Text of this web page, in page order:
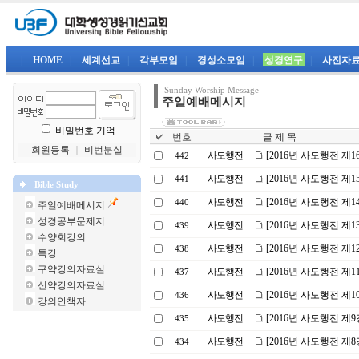
HOME 세계선교 각부모임 경성소모임 성경연구 사진자
비밀번호 기억
회원등록
비번분실
Bible Study
주일예배메시지
성경공부문제지
수양회강의
특강
구약강의자료실
신약강의자료실
강의안책자
Sunday Worship Message
주일예배메시지
번호 글 제 목
442 사도행전 [2016년 사도행전 제
441 사도행전 [2016년 사도행전 제
440 사도행전 [2016년 사도행전 제
439 사도행전 [2016년 사도행전 제
438 사도행전 [2016년 사도행전 제
437 사도행전 [2016년 사도행전 제
436 사도행전 [2016년 사도행전 제
435 사도행전 [2016년 사도행전 제
434 사도행전 [2016년 사도행전 제